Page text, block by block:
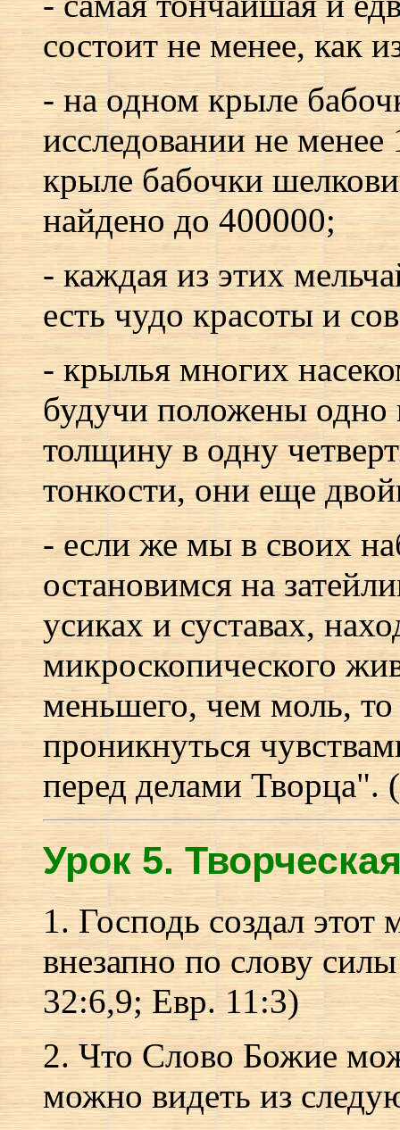
состоит не менее, как
- на одном крыле
исследовании не
крыле бабочки
найдено до 400000;
- каждая из этих
есть чудо красоты и
- крылья многих
будучи положены одно
толщину в одну
тонкости, они еще
- если же мы в своих
остановимся на
усиках и суставах,
микроскопического
меньшего, чем моль,
проникнуться
перед делами Творца".
Урок 5.Т
1. Господь создал этот
внезапно по слову
32:6,9; Евр. 11:3)
2. Что Слово Божие
можно видеть из